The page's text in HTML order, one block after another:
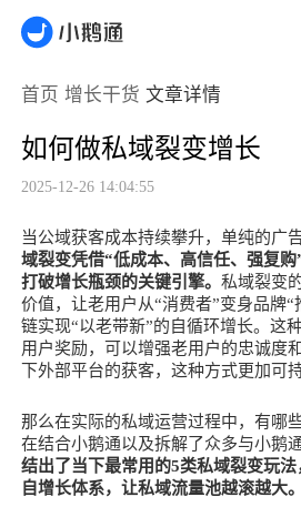
首页 增长干货 文章详情
如何做私域裂变增长
2025-12-26 14:04:55
当公域获客成本持续攀升，单纯的广
域裂变凭借“低成本、高信任、强复
打破增长瓶颈的关键引擎。私域裂变
价值，让老用户从“消费者”变身品牌
链实现“以老带新”的自循环增长。这
用户奖励，可以增强老用户的忠诚度
下外部平台的获客，这种方式更加可
那么在实际的私域运营过程中，有哪
在结合小鹅通以及拆解了众多与小鹅
结出了当下最常用的5类私域裂变玩
自增长体系，让私域流量池越滚越大。